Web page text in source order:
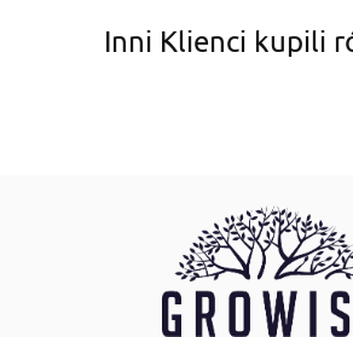
AquaDella
Inni Klienci kupili